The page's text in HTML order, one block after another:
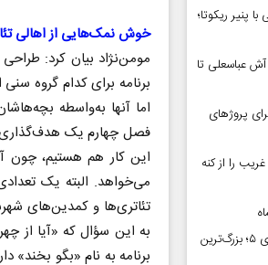
خوش نمک‌هایی از اهالی
مومن‌نژاد بیان کرد:
برنامه برای کدام گروه
اما آنها به‌واسطه
فصل چهارم یک هدف‌گذاری
این کار هم هستیم، چون
می‌خواهد. البته یک
تئاتری‌ها و کمدین‌های
به این سؤال که «آیا از
برنامه به نام «بگو بخند»
پنیر ریکوتا؛
عباسعلی تا
پروژهای
را از کنه
فروش خیره‌کننده داستان اسباب‌بازی ۵؛ بزرگ‌ترین
مقاومت در برابر
اجتماعی
همه مدافع
دکتر حکیمه سقای
تهران